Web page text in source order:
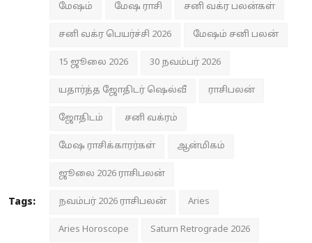
Tags:
மேஷம் மேஷ ராசி சனி வக்ர பலன்கள்
சனி வக்ர பெயர்ச்சி 2026 மேஷம் சனி பலன்
15 ஜூலை 2026 30 நவம்பர் 2026
யதார்த்த ஜோதிடர் ஷெல்வீ ராசிபலன்
ஜோதிடம் சனி வக்ரம்
மேஷ ராசிக்காரர்கள் ஆன்மிகம்
ஜூலை 2026 ராசிபலன்
நவம்பர் 2026 ராசிபலன் Aries
Aries Horoscope Saturn Retrograde 2026